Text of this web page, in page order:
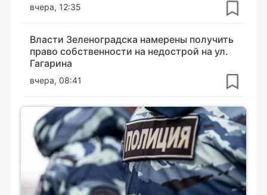
вчера, 12:35
Власти Зеленоградска намерены получить
право собственности на недострой на ул.
Гагарина
вчера, 08:41